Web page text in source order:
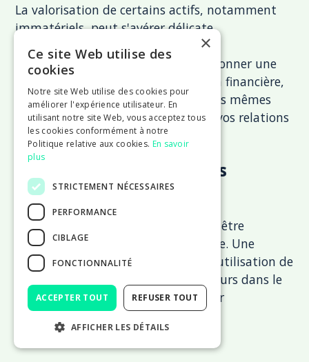
La valorisation de certains actifs, notamment
immatériels, peut s'avérer délicate.
Une surévaluation des actifs peut donner une
image trompeuse de votre situation financière,
tandis qu'une sous-évaluation de ces mêmes
actifs pourrait vous pénaliser dans vos relations
avec les banques.
La mauvaise gestion des
amortissements
Les règles d'amortissement doivent être
appliquées avec rigueur et cohérence. Une
mauvaise estimation de la durée d'utilisation de
vos outils de production ou des erreurs dans le
calcul des dotations peuvent fausser
significativement votre résultat.
×
Ce site Web utilise des
cookies
Notre site Web utilise des cookies pour
améliorer l'expérience utilisateur. En
utilisant notre site Web, vous acceptez tous
les cookies conformément à notre
Politique relative aux cookies. En savoir
plus
STRICTEMENT NÉCESSAIRES
PERFORMANCE
CIBLAGE
FONCTIONNALITÉ
ACCEPTER TOUT REFUSER TOUT
AFFICHER LES DÉTAILS